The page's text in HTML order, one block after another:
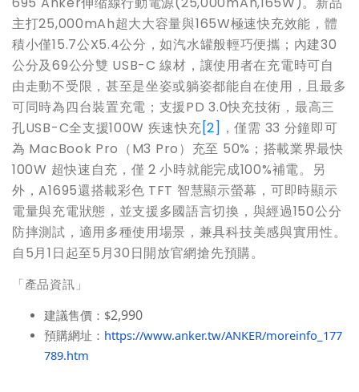
主打25,000mAh超大大容量與165W極速快充效能，體
積小僅15.7公X5.4公分，如汽水罐般輕巧便攜；內建30
公分及69公分雙 USB-C 線材，讓使用者在充電時可自
由走動不受限，甚至是坐姿或躺姿都能自在使用，且最多
可同時為四台裝置充電；支援PD 3.0快充技術，最高三
孔USB-C全支援100W 疾速快充[2] ，僅需 33 分鐘即可
為 MacBook Pro（M3 Pro）充至 50%；搭載業界最快
100W 超快速自充，僅 2 小時就能完成100%補電。另
外，A1695還搭載彩色 TFT 智慧顯示螢幕，可即時顯示
電量與充電狀態，並支援多國語言切換，與經過150公分
防摔測試，適用多種使用場景，兼具科技美感與實用性。
自5月1日起至5月30日開放官網搶先預購。
「產品資訊」
建議售價： $2,990
預購網址： https://www.anker.tw/ANKER/moreinfo_177
789.htm